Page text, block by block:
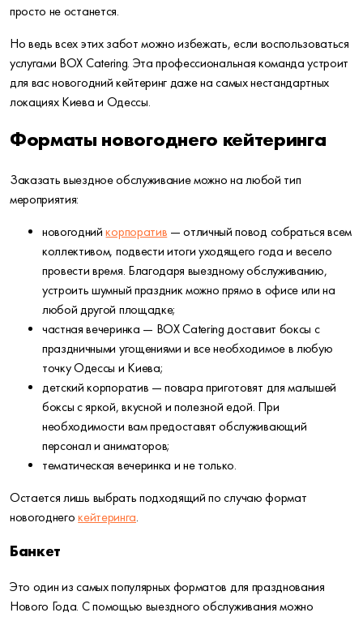
просто не останется.
Но ведь всех этих забот можно избежать, если воспользоваться
услугами BOX Catering. Эта профессиональная команда устроит
для вас новогодний кейтеринг даже на самых нестандартных
локациях Киева и Одессы.
Форматы новогоднего кейтеринга
Заказать выездное обслуживание можно на любой тип
мероприятия:
новогоднийкорпоратив — отличный повод собраться всем
коллективом, подвести итоги уходящего года и весело
провести время. Благодаря выездному обслуживанию,
устроить шумный праздник можно прямо в офисе или на
любой другой площадке;
частная вечеринка — BOX Catering доставит боксы с
праздничными угощениями и все необходимое в любую
точку Одессы и Киева;
детский корпоратив — повара приготовят для малышей
боксы с яркой, вкусной и полезной едой. При
необходимости вам предоставят обслуживающий
персонал и аниматоров;
тематическая вечеринка и не только.
Остается лишь выбрать подходящий по случаю формат
новогоднегокейтеринга
Банкет
Это один из самых популярных форматов для празднования
Нового Года. С помощью выездного обслуживания можно